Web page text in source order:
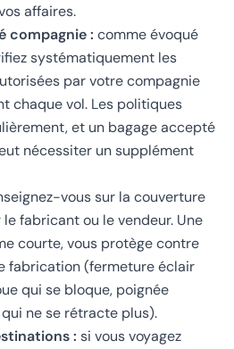
affaires.
compagnie : comme évoqué
systématiquement les
par votre compagnie
chaque vol. Les politiques
et un bagage accepté
nécessiter un supplément
vous sur la couverture
fabricant ou le vendeur. Une
courte, vous protège contre
fabrication (fermeture éclair
qui se bloque, poignée
ne se rétracte plus).
: si vous voyagez